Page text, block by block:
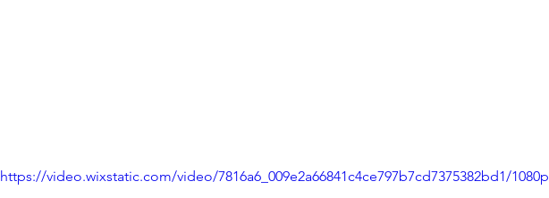
https://video.wixstatic.com/video/7816a6_009e2a66841c4ce797b7cd7375382bd1/